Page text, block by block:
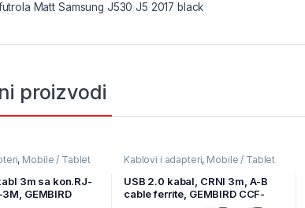
Matt Samsung J530 J5 2017 black
proizvodi
, Mobile / Tablet
Uređaji
3m sa kon.RJ-
GEMBIRD
Kablovi i adapteri, Mobile / Tablet
Mobilni Uređaji
USB 2.0 kabal, CRNI 3m, A-B
cable ferrite, GEMBIRD CCF-